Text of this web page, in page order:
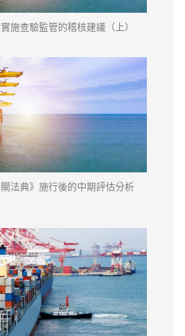
施查驗監管的稽核建議（上）
法典》施行後的中期評估分析